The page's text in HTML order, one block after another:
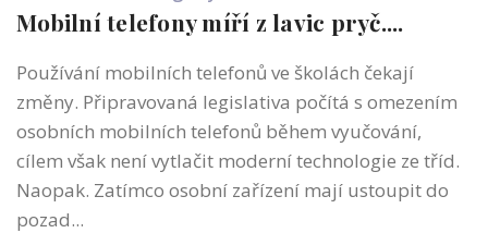
Mobilní telefony míří z lavic pryč....
Používání mobilních telefonů ve školách čekají
změny. Připravovaná legislativa počítá s omezením
osobních mobilních telefonů během vyučování,
cílem však není vytlačit moderní technologie ze tříd.
Naopak. Zatímco osobní zařízení mají ustoupit do
pozad...